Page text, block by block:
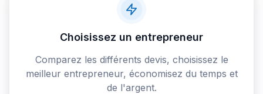
Choisissez un entrepreneur
Comparez les différents devis, choisissez le
meilleur entrepreneur, économisez du temps et
de l'argent.